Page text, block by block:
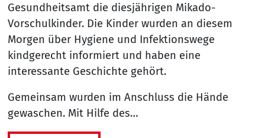
Gesundheitsamt die diesjährigen Mikado-
Vorschulkinder. Die Kinder wurden an diesem
Morgen über Hygiene und Infektionswege
kindgerecht informiert und haben eine
interessante Geschichte gehört.
Gemeinsam wurden im Anschluss die Hände
gewaschen. Mit Hilfe des…